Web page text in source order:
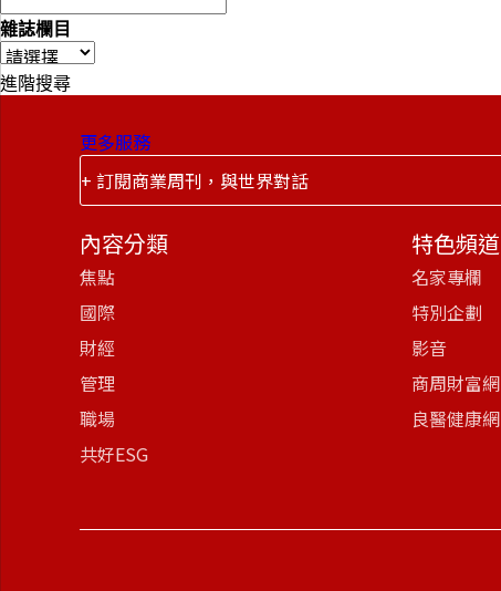
雜誌欄目
進階搜尋
更多服務
+ 訂閱商業周刊，與世界對話
內容分類
焦點
國際
財經
管理
職場
共好ESG
特色頻道
名家專欄
特別企劃
影音
商周財富網
良醫健康網